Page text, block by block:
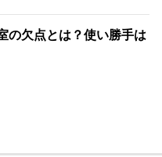
の欠点とは？使い勝手は